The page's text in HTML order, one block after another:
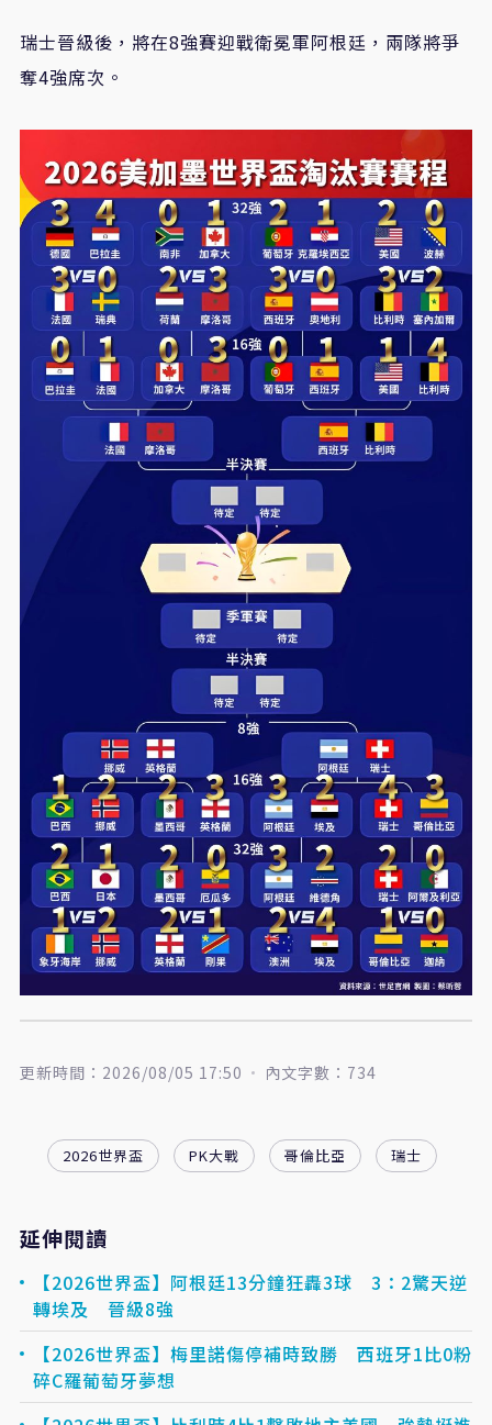
瑞士晉級後，將在8強賽迎戰衛冕軍阿根廷，兩隊將爭
奪4強席次。
更新時間：2026/08/05 17:50 內文字數：734
2026世界盃 PK大戰 哥倫比亞 瑞士
延伸閱讀
【2026世界盃】阿根廷13分鐘狂轟3球 3：2驚天逆
轉埃及 晉級8強
【2026世界盃】梅里諾傷停補時致勝 西班牙1比0粉
碎C羅葡萄牙夢想